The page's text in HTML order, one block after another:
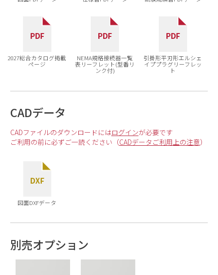
2027総合カタログ掲載
ページ
NEMA規格接続器一覧
表リーフレット(型番リ
ンク付)
引掛形平刃形エルシェ
イププラグリーフレッ
ト
CADデータ
CADファイルのダウンロードにはログインが必要です
ご利用の前に必ずご一読ください（CADデータご利用上の注意）
図面DXFデータ
別売オプション